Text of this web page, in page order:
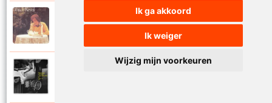
Ik ga akkoord
Ik weiger
Wijzig mijn voorkeuren
Raymond Van Het Groenewoud